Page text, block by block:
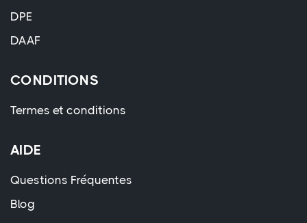
DPE
DAAF
CONDITIONS
Termes et conditions
AIDE
Questions Fréquentes
Blog